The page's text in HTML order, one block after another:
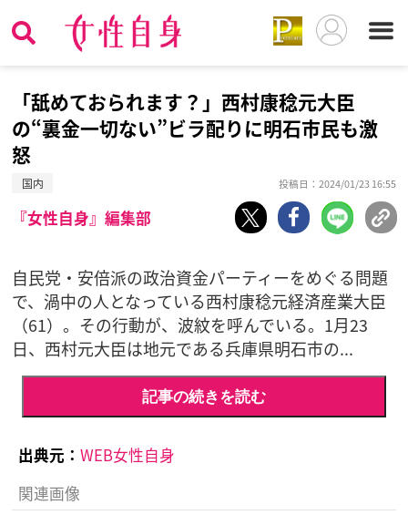
「舐めておられます？」西村康稔元大臣
の“裏金一切ない”ビラ配りに明石市民も激
怒
国内 投稿日：2024/01/23 16:55
『女性自身』編集部
自民党・安倍派の政治資金パーティーをめぐる問題
で、渦中の人となっている西村康稔元経済産業大臣
（61）。その行動が、波紋を呼んでいる。1月23
日、西村元大臣は地元である兵庫県明石市の...
記事の続きを読む
出典元： WEB女性自身
関連画像